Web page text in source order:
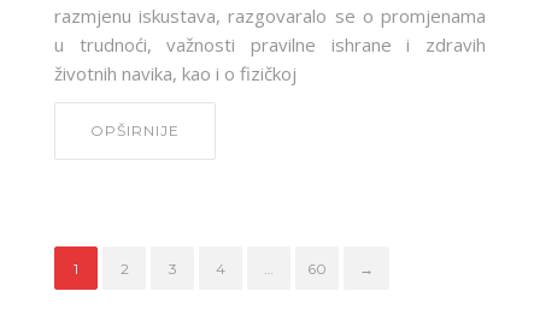
razmjenu iskustava, razgovaralo se o promjenama
u trudnoći, važnosti pravilne ishrane i zdravih
životnih navika, kao i o fizičkoj
OPŠIRNIJE
1 2 3 4 60 →